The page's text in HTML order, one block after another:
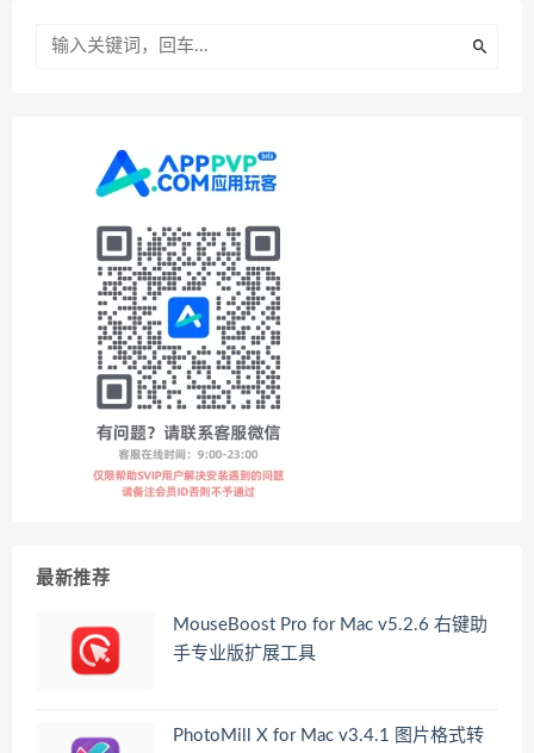
最新推荐
MouseBoost Pro for Mac v5.2.6 右键助
手专业版扩展工具
PhotoMill X for Mac v3.4.1 图片格式转